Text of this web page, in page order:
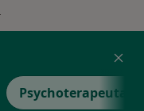
Psychoterapeuta